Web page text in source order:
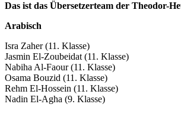
Das ist das Übersetzerteam der Theodor-
Arabisch
Isra Zaher (11. Klasse)
Jasmin El-Zoubeidat (11. Klasse)
Nabiha Al-Faour (11. Klasse)
Osama Bouzid (11. Klasse)
Rehm El-Hossein (11. Klasse)
Nadin El-Agha (9. Klasse)